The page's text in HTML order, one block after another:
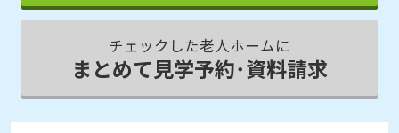
チェックした老人ホームに
まとめて見学予約･資料請求